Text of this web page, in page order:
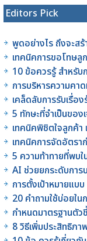
Editors Pick
พูดอย่างไร ถึงจะส
เทคนิคการขอโทษ
10 ข้อควรรู้ สำหรับ
การบริหารความคา
เคล็ดลับการรับเรื่อ
5 ทักษะที่จำเป็นขอ
เทคนิคพิชิตใจลูกค้า
เทคนิคการจัดอัตร
5 ความท้าทายที่พบใ
AI ช่วยยกระดับการ
การตั้งเป้าหมายแ
20 คำถามใช้บ่อยใ
กำหนดมาตรฐานตัว
8 วิธีเพิ่มประสิทธิภา